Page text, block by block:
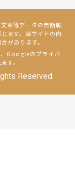
章等データの無断転
ます。当サイトの内
があります。
、Googleのプライバ
す。
Reserved.